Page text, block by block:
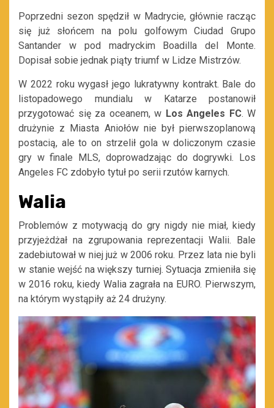
Poprzedni sezon spędził w Madrycie, głównie racząc
się już słońcem na polu golfowym Ciudad Grupo
Santander w pod madryckim Boadilla del Monte.
Dopisał sobie jednak piąty triumf w Lidze Mistrzów.
W 2022 roku wygasł jego lukratywny kontrakt. Bale do
listopadowego mundialu w Katarze postanowił
przygotować się za oceanem, w Los Angeles FC. W
drużynie z Miasta Aniołów nie był pierwszoplanową
postacią, ale to on strzelił gola w doliczonym czasie
gry w finale MLS, doprowadzając do dogrywki. Los
Angeles FC zdobyło tytuł po serii rzutów karnych.
Walia
Problemów z motywacją do gry nigdy nie miał, kiedy
przyjeżdżał na zgrupowania reprezentacji Walii. Bale
zadebiutował w niej już w 2006 roku. Przez lata nie byli
w stanie wejść na większy turniej. Sytuacja zmieniła się
w 2016 roku, kiedy Walia zagrała na EURO. Pierwszym,
na którym wystąpiły aż 24 drużyny.